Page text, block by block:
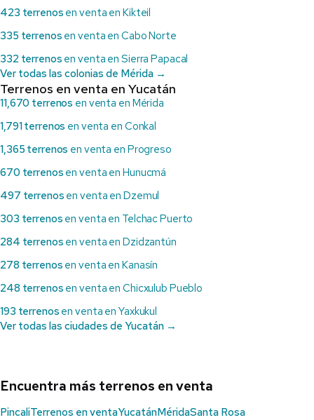
423 terrenos en venta en Kikteil
335 terrenos en venta en Cabo Norte
332 terrenos en venta en Sierra Papacal
Ver todas las colonias de Mérida →
Terrenos en venta en Yucatán
11,670 terrenos en venta en Mérida
1,791 terrenos en venta en Conkal
1,365 terrenos en venta en Progreso
670 terrenos en venta en Hunucmá
497 terrenos en venta en Dzemul
303 terrenos en venta en Telchac Puerto
284 terrenos en venta en Dzidzantún
278 terrenos en venta en Kanasín
248 terrenos en venta en Chicxulub Pueblo
193 terrenos en venta en Yaxkukul
Ver todas las ciudades de Yucatán →
Encuentra más terrenos en venta
PincaliTerrenos en ventaYucatánMéridaSanta Rosa